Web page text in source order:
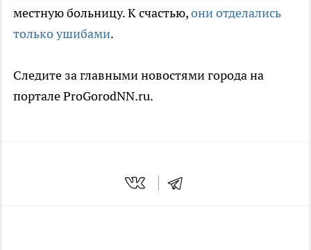
местную больницу. К счастью,они отделались
только ушибами.
Следите за главными новостями города на
портале ProGorodNN.ru.